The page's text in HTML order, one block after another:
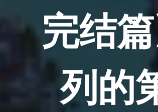
完结
列的